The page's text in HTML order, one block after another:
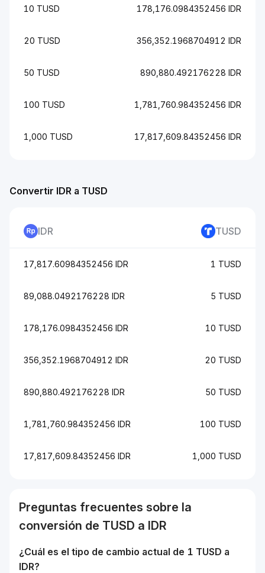
10 TUSD 178,176.0984352456 IDR
20 TUSD 356,352.1968704912 IDR
50 TUSD 890,880.492176228 IDR
100 TUSD 1,781,760.984352456 IDR
1,000 TUSD 17,817,609.84352456 IDR
Convertir IDR a TUSD
IDR TUSD
17,817.60984352456 IDR 1 TUSD
89,088.0492176228 IDR 5 TUSD
178,176.0984352456 IDR 10 TUSD
356,352.1968704912 IDR 20 TUSD
890,880.492176228 IDR 50 TUSD
1,781,760.984352456 IDR 100 TUSD
17,817,609.84352456 IDR 1,000 TUSD
Preguntas frecuentes sobre la
conversión de TUSD a IDR
¿Cuál es el tipo de cambio actual de 1 TUSD a
IDR?